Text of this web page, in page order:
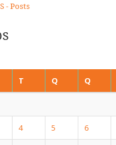
- Posts
T Q Q
4 5 6